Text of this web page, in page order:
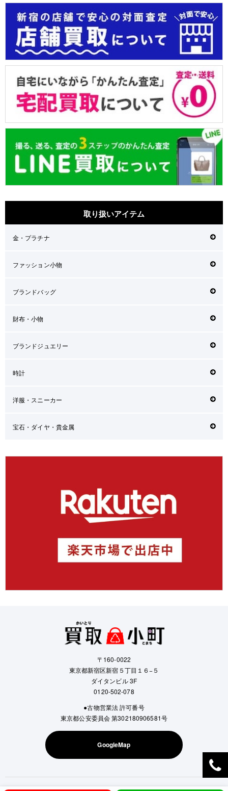
取り扱いアイテム
金・プラチナ
ファッション小物
ブランドバッグ
財布・小物
ブランドジュエリー
時計
洋服・スニーカー
宝石・ダイヤ・貴金属
〒160-0022
東京都新宿区新宿５丁目１６−５
ダイタンビル 3F
0120-502-078
●古物営業法 許可番号
東京都公安委員会 第302180906581号
GoogleMap